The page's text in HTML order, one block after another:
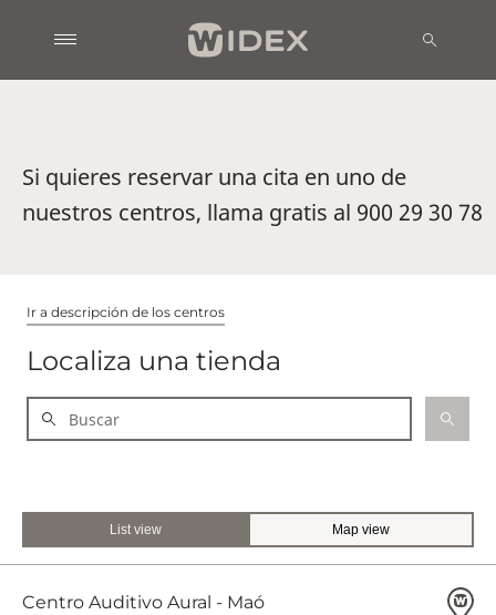
Si quieres reservar una cita en uno de
nuestros centros, llama gratis al 900 29 30 78
Ir a descripción de los centros
Localiza una tienda
List view Map view
Centro Auditivo Aural - Maó